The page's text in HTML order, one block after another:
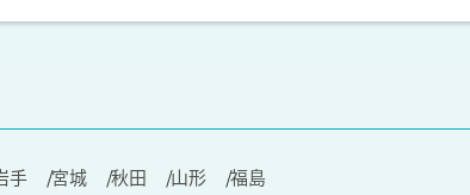
手 宮城 秋田 山形 福島